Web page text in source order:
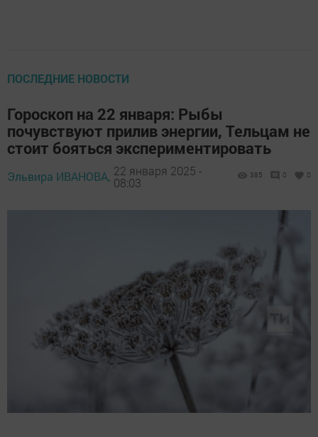
ПОСЛЕДНИЕ НОВОСТИ
Гороскоп на 22 января: Рыбы
почувствуют прилив энергии, Тельцам не
стоит бояться экспериментировать
Эльвира ИВАНОВА, 22 января 2025 -
08:03
385 0 0